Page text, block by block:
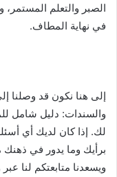
الصبر والتعلم المستمر،
في نهاية المطاف.
إلى هنا نكون قد وصلنا
والسندات: دليل شامل
لك. إذا كان لديك أي
برأيك وما يدور في
ويسعدنا متابعتكم لنا